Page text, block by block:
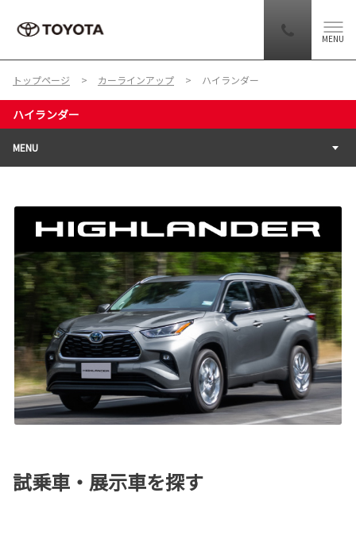
MENU
トップページ カーラインアップ ハイランダー
ハイランダー
MENU
試乗車・展示車を探す